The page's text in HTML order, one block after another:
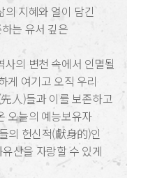
지혜와 얼이 담긴
는 유서 깊은
의 변천 속에서 인멸될
게 여기고 오직 우리
人)들과 이를 보존하고
오늘의 예능보유자
의 헌신적(獻身的)인
산을 자랑할 수 있게